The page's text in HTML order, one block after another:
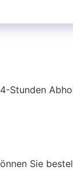
Stunden
Sie